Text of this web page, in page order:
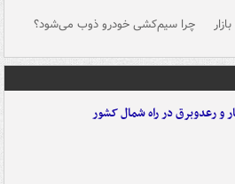
چرا سیم‌کشی خودرو ذوب می‌شود؟
و رعدوبرق در راه شمال کشور